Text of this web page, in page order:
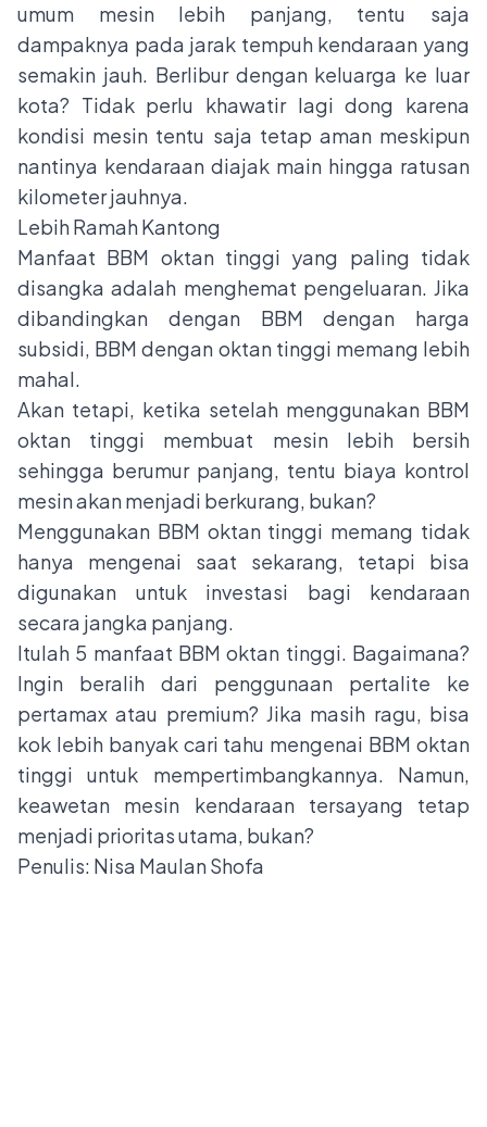
umum mesin lebih panjang, tentu saja
dampaknya pada jarak tempuh kendaraan yang
semakin jauh. Berlibur dengan keluarga ke luar
kota? Tidak perlu khawatir lagi dong karena
kondisi mesin tentu saja tetap aman meskipun
nantinya kendaraan diajak main hingga ratusan
kilometer jauhnya.
Lebih Ramah Kantong
Manfaat BBM oktan tinggi yang paling tidak
disangka adalah menghemat pengeluaran. Jika
dibandingkan dengan BBM dengan harga
subsidi, BBM dengan oktan tinggi memang lebih
mahal.
Akan tetapi, ketika setelah menggunakan BBM
oktan tinggi membuat mesin lebih bersih
sehingga berumur panjang, tentu biaya kontrol
mesin akan menjadi berkurang, bukan?
Menggunakan BBM oktan tinggi memang tidak
hanya mengenai saat sekarang, tetapi bisa
digunakan untuk investasi bagi kendaraan
secara jangka panjang.
Itulah 5 manfaat BBM oktan tinggi. Bagaimana?
Ingin beralih dari penggunaan pertalite ke
pertamax atau premium? Jika masih ragu, bisa
kok lebih banyak cari tahu mengenai BBM oktan
tinggi untuk mempertimbangkannya. Namun,
keawetan mesin kendaraan tersayang tetap
menjadi prioritas utama, bukan?
Penulis: Nisa Maulan Shofa